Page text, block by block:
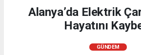
Alanya’da Elektrik
Hayatını
GÜNDEM